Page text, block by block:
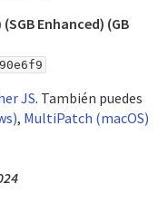
Enhanced) (GB
JS. También puedes
, MultiPatch (macOS)